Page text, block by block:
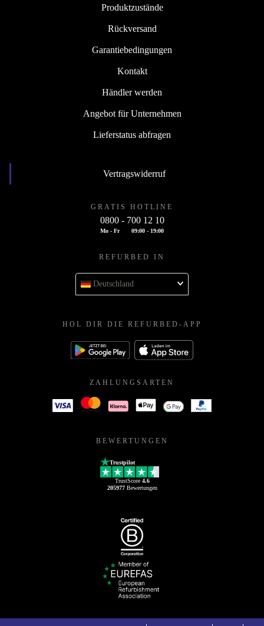
Produktzustände
Rückversand
Garantiebedingungen
Kontakt
Händler werden
Angebot für Unternehmen
Lieferstatus abfragen
Vertragswiderruf
GRATIS HOTLINE
0800 - 700 12 10
Mo - Fr 09:00 - 19:00
REFURBED IN
Deutschland
HOL DIR DIE REFURBED-APP
ZAHLUNGSARTEN
BEWERTUNGEN
Trustpilot
TrustScore 4.6
205977Bewertungen